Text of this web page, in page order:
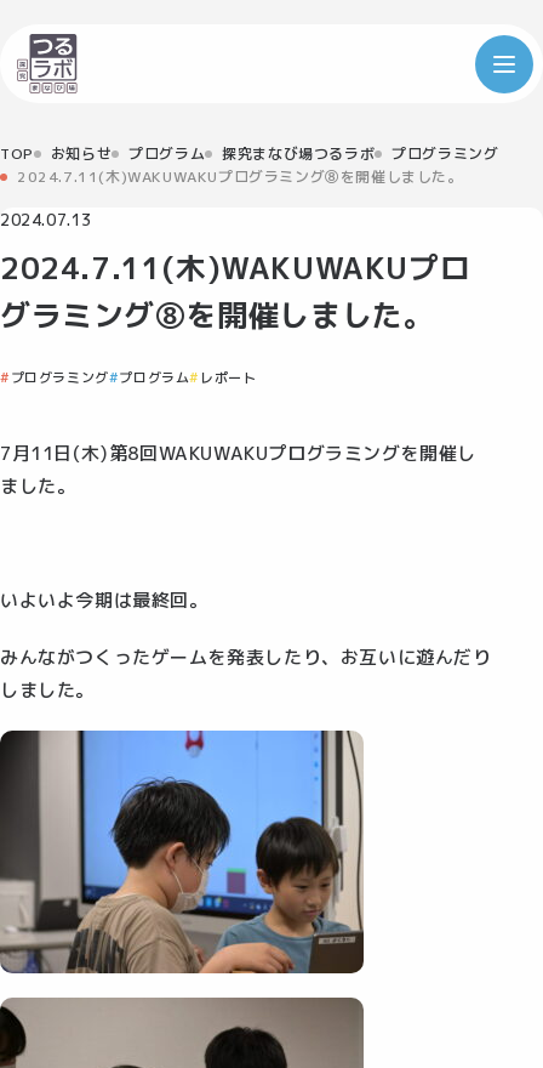
TOP お知らせ プログラム 探究まなび場つるラボ
プログラミング
2024.7.11(木)WAKUWAKUプログラミング⑧を開催しました。
2024.07.13
2024.7.11(木)WAKUWAKUプロ
グラミング⑧を開催しました。
プログラミング プログラム レポート
7月11日(木)第8回WAKUWAKUプログラミングを開催し
ました。
いよいよ今期は最終回。
みんながつくったゲームを発表したり、お互いに遊んだり
しました。